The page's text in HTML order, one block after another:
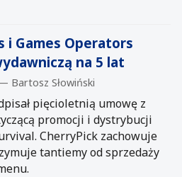
i Games Operators
na 5 lat
Bartosz Słowiński
pięcioletnią umowę z
promocji i dystrybucji
CherryPick zachowuje
tantiemy od sprzedaży